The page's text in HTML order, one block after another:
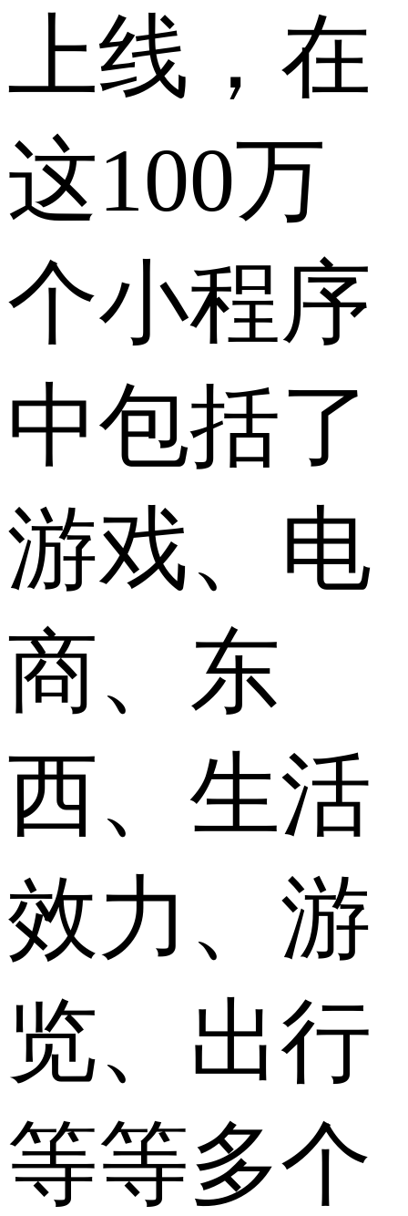
上线，在
这100万
个小程序
中包括了
游戏、电
商、东
西、生活
效力、游
览、出行
等等多个